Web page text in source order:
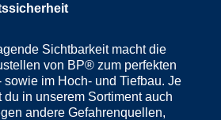
Sichtbarkeit macht die
von BP® zum perfekten
sowie im Hoch- und Tiefbau. Je
in unserem Sortiment auch
andere Gefahrenquellen,